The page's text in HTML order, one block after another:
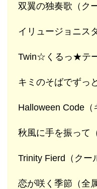
双翼の独奏歌（ク
イリュージョニス
Twin☆くるっ★テ
キミのそばでずっ
Halloween Code（
秋風に手を振って
Trinity Fierd（クー
恋が咲く季節（全